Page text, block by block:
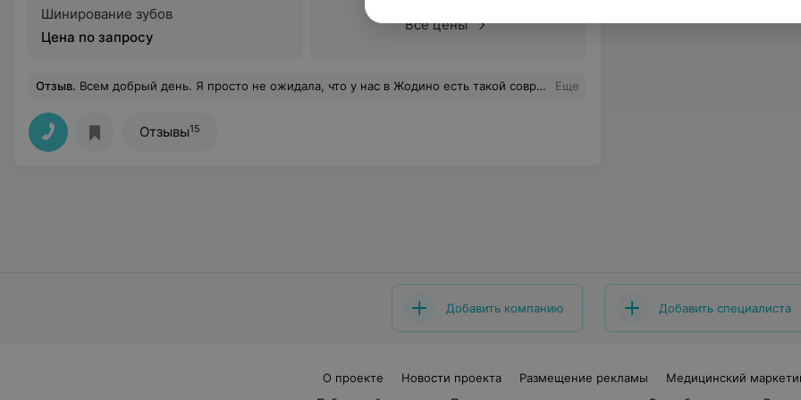
Шинирование зубов
Цена по запросу
Все цены
Отзыв. Всем добрый день. Я просто не ожидала, что у нас в Жодино есть такой современный стоматологический центр. Всем рекомендую. Всё на высоте и самое современное оборудования. Просто супер. Еще
Отзывы15
Добавить компанию Добавить специалиста
О проекте Новости проекта Размещение рекламы
Медицинский